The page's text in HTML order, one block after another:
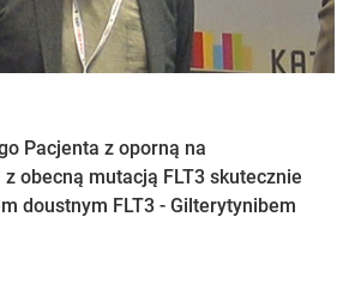
Pacjenta z oporną na
obecną mutacją FLT3 skutecznie
doustnym FLT3 - Gilterytynibem